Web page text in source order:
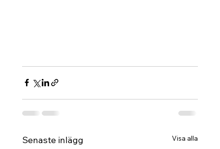
Senaste inlägg Visa alla